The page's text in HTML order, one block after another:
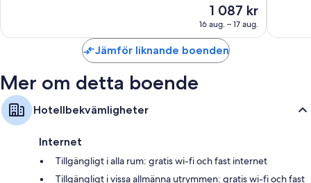
Garderober, gratis spjälsängar och kaffe- och tebryggare
Priset
är
1 087 kr
1 087 kr
16 aug. – 17 aug.
Jämför liknande boenden
Mer om detta boende
Hotellbekvämligheter
Internet
Tillgängligt i alla rum: gratis wi-fi och fast internet
Tillgängligt i vissa allmänna utrymmen: gratis wi-fi och fast